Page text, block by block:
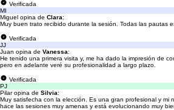
Verificada
MI
Miguel opina de Clara:
Muy buen trato recibido durante la sesión. Todas las pautas
Verificada
JJ
Juan opina de Vanessa:
He tenido una primera visita y, me ha dado la impresión de
pero en adelante veré su profesionalidad a largo plazo.
Verificada
PJ
Pilar opina de Silvia:
Muy satisfecha con la elección. Es una gran profesional y mi
hace las sesiones muy amenas y está evolucionando muy